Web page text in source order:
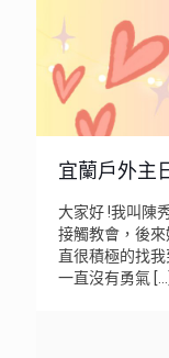
宜蘭戶外主
大家好 !我叫陳
接觸教會，後
直很積極的找
一直沒有勇氣 […]